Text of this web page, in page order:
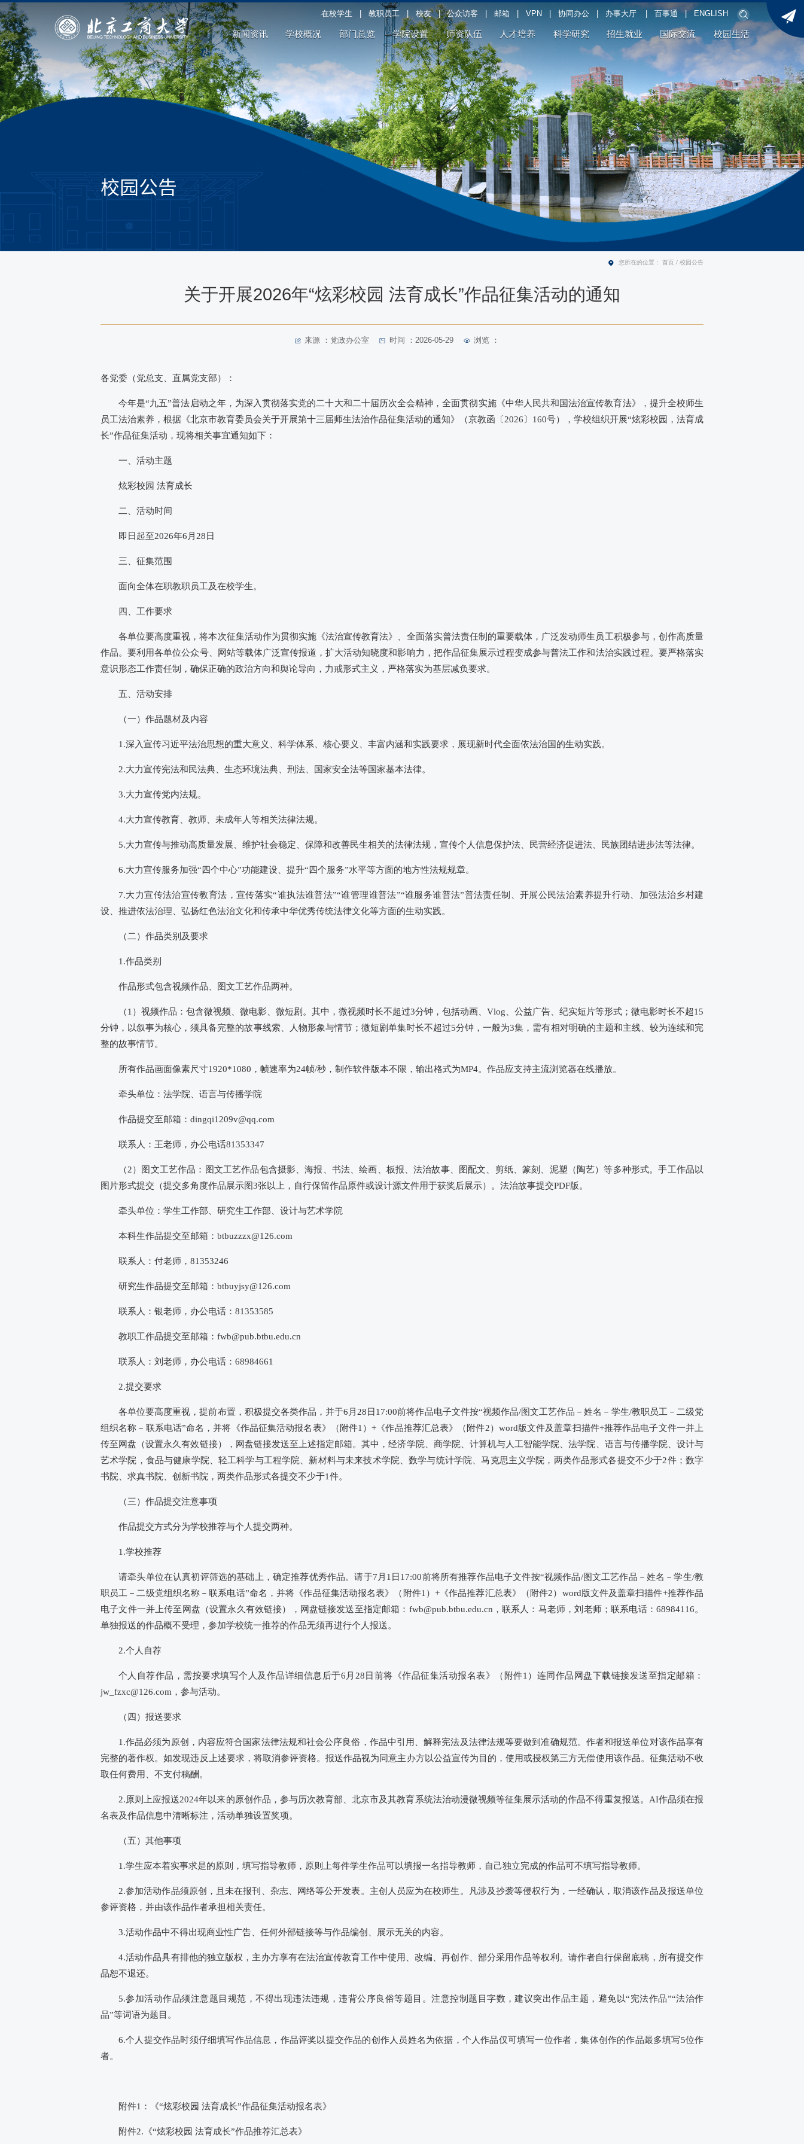
在校学生 教职员工 校友 | 公众访客 邮箱 VPN 协同办公 办事大厅 百事通 | ENGLISH
新闻资讯 学校概况 部门总览 学院设置 师资队伍 人才培养 科学研究 招生就业 国际交流 校园生活
校园公告
您所在的位置： 首页 / 校园公告
关于开展2026年“炫彩校园 法育成长”作品征集活动的通知
来源 ：党政办公室 时间 ：2026-05-29 浏览 ：
各党委（党总支、直属党支部）：
今年是“九五”普法启动之年，为深入贯彻落实党的二十大和二十届历次全会精神，全面贯彻实施《中华人民共和国法治宣传教育法》，提升全校师生
员工法治素养，根据《北京市教育委员会关于开展第十三届师生法治作品征集活动的通知》（京教函〔2026〕160号），学校组织开展“炫彩校园，法育成
长”作品征集活动，现将相关事宜通知如下：
一、活动主题
炫彩校园 法育成长
二、活动时间
即日起至2026年6月28日
三、征集范围
面向全体在职教职员工及在校学生。
四、工作要求
各单位要高度重视，将本次征集活动作为贯彻实施《法治宣传教育法》、全面落实普法责任制的重要载体，广泛发动师生员工积极参与，创作高质量
作品。要利用各单位公众号、网站等载体广泛宣传报道，扩大活动知晓度和影响力，把作品征集展示过程变成参与普法工作和法治实践过程。要严格落实
意识形态工作责任制，确保正确的政治方向和舆论导向，力戒形式主义，严格落实为基层减负要求。
五、活动安排
（一）作品题材及内容
1.深入宣传习近平法治思想的重大意义、科学体系、核心要义、丰富内涵和实践要求，展现新时代全面依法治国的生动实践。
2.大力宣传宪法和民法典、生态环境法典、刑法、国家安全法等国家基本法律。
3.大力宣传党内法规。
4.大力宣传教育、教师、未成年人等相关法律法规。
5.大力宣传与推动高质量发展、维护社会稳定、保障和改善民生相关的法律法规，宣传个人信息保护法、民营经济促进法、民族团结进步法等法律。
6.大力宣传服务加强“四个中心”功能建设、提升“四个服务”水平等方面的地方性法规规章。
7.大力宣传法治宣传教育法，宣传落实“谁执法谁普法”“谁管理谁普法”“谁服务谁普法”普法责任制、开展公民法治素养提升行动、加强法治乡村建
设、推进依法治理、弘扬红色法治文化和传承中华优秀传统法律文化等方面的生动实践。
（二）作品类别及要求
1.作品类别
作品形式包含视频作品、图文工艺作品两种。
（1）视频作品：包含微视频、微电影、微短剧。其中，微视频时长不超过3分钟，包括动画、Vlog、公益广告、纪实短片等形式；微电影时长不超15
分钟，以叙事为核心，须具备完整的故事线索、人物形象与情节；微短剧单集时长不超过5分钟，一般为3集，需有相对明确的主题和主线、较为连续和完
整的故事情节。
所有作品画面像素尺寸1920*1080，帧速率为24帧/秒，制作软件版本不限，输出格式为MP4。作品应支持主流浏览器在线播放。
牵头单位：法学院、语言与传播学院
作品提交至邮箱：dingqi1209v@qq.com
联系人：王老师，办公电话81353347
（2）图文工艺作品：图文工艺作品包含摄影、海报、书法、绘画、板报、法治故事、图配文、剪纸、篆刻、泥塑（陶艺）等多种形式。手工作品以
图片形式提交（提交多角度作品展示图3张以上，自行保留作品原件或设计源文件用于获奖后展示）。法治故事提交PDF版。
牵头单位：学生工作部、研究生工作部、设计与艺术学院
本科生作品提交至邮箱：btbuzzzx@126.com
联系人：付老师，81353246
研究生作品提交至邮箱：btbuyjsy@126.com
联系人：银老师，办公电话：81353585
教职工作品提交至邮箱：fwb@pub.btbu.edu.cn
联系人：刘老师，办公电话：68984661
2.提交要求
各单位要高度重视，提前布置，积极提交各类作品，并于6月28日17:00前将作品电子文件按“视频作品/图文工艺作品－姓名－学生/教职员工－二级党
组织名称－联系电话”命名，并将《作品征集活动报名表》（附件1）+《作品推荐汇总表》（附件2）word版文件及盖章扫描件+推荐作品电子文件一并上
传至网盘（设置永久有效链接），网盘链接发送至上述指定邮箱。其中，经济学院、商学院、计算机与人工智能学院、法学院、语言与传播学院、设计与
艺术学院，食品与健康学院、轻工科学与工程学院、新材料与未来技术学院、数学与统计学院、马克思主义学院，两类作品形式各提交不少于2件；数字
书院、求真书院、创新书院，两类作品形式各提交不少于1件。
（三）作品提交注意事项
作品提交方式分为学校推荐与个人提交两种。
1.学校推荐
请牵头单位在认真初评筛选的基础上，确定推荐优秀作品。请于7月1日17:00前将所有推荐作品电子文件按“视频作品/图文工艺作品－姓名－学生/教
职员工－二级党组织名称－联系电话”命名，并将《作品征集活动报名表》（附件1）+《作品推荐汇总表》（附件2）word版文件及盖章扫描件+推荐作品
电子文件一并上传至网盘（设置永久有效链接），网盘链接发送至指定邮箱：fwb@pub.btbu.edu.cn，联系人：马老师，刘老师；联系电话：68984116。
单独报送的作品概不受理，参加学校统一推荐的作品无须再进行个人报送。
2.个人自荐
个人自荐作品，需按要求填写个人及作品详细信息后于6月28日前将《作品征集活动报名表》（附件1）连同作品网盘下载链接发送至指定邮箱：
jw_fzxc@126.com，参与活动。
（四）报送要求
1.作品必须为原创，内容应符合国家法律法规和社会公序良俗，作品中引用、解释宪法及法律法规等要做到准确规范。作者和报送单位对该作品享有
完整的著作权。如发现违反上述要求，将取消参评资格。报送作品视为同意主办方以公益宣传为目的，使用或授权第三方无偿使用该作品。征集活动不收
取任何费用、不支付稿酬。
2.原则上应报送2024年以来的原创作品，参与历次教育部、北京市及其教育系统法治动漫微视频等征集展示活动的作品不得重复报送。AI作品须在报
名表及作品信息中清晰标注，活动单独设置奖项。
（五）其他事项
1.学生应本着实事求是的原则，填写指导教师，原则上每件学生作品可以填报一名指导教师，自己独立完成的作品可不填写指导教师。
2.参加活动作品须原创，且未在报刊、杂志、网络等公开发表。主创人员应为在校师生。凡涉及抄袭等侵权行为，一经确认，取消该作品及报送单位
参评资格，并由该作品作者承担相关责任。
3.活动作品中不得出现商业性广告、任何外部链接等与作品编创、展示无关的内容。
4.活动作品具有排他的独立版权，主办方享有在法治宣传教育工作中使用、改编、再创作、部分采用作品等权利。请作者自行保留底稿，所有提交作
品恕不退还。
5.参加活动作品须注意题目规范，不得出现违法违规，违背公序良俗等题目。注意控制题目字数，建议突出作品主题，避免以“宪法作品”“法治作
品”等词语为题目。
6.个人提交作品时须仔细填写作品信息，作品评奖以提交作品的创作人员姓名为依据，个人作品仅可填写一位作者，集体创作的作品最多填写5位作
者。
附件1：《“炫彩校园 法育成长”作品征集活动报名表》
附件2.《“炫彩校园 法育成长”作品推荐汇总表》